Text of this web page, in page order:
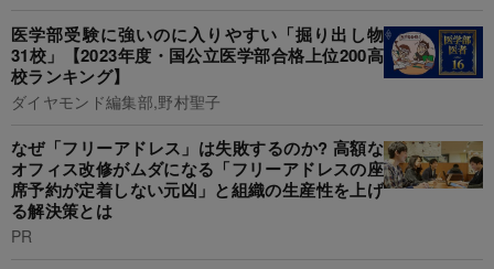
医学部受験に強いのに入りやすい「掘り出し物
31校」【2023年度・国公立医学部合格上位200高
校ランキング】
ダイヤモンド編集部,野村聖子
なぜ「フリーアドレス」は失敗するのか? 高額な
オフィス改修がムダになる「フリーアドレスの座
席予約が定着しない元凶」と組織の生産性を上げ
る解決策とは
PR